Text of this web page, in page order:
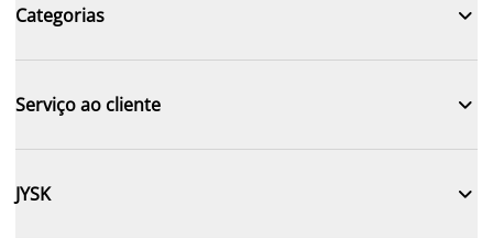
Categorias 
Serviço ao cliente 
JYSK 